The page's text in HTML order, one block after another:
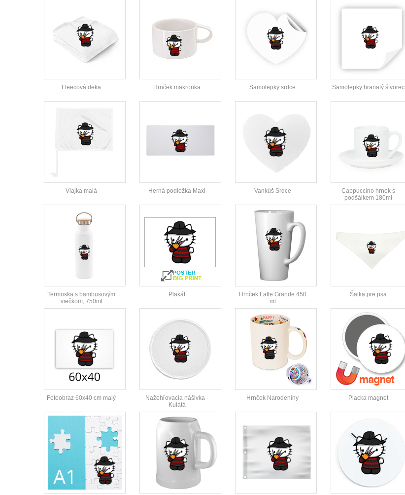
Fleecová deka Hrnček makronka Samolepky srdce Samolepky hranatý štvorec
Vlajka malá Herná podložka Maxi Vankúš Srdce
Cappuccino hrnek s
podšálkem 180ml
Termoska s bambusovým
viečkom, 750ml
Plakát
Hrnček Latte Grande 450
ml
Šatka pre psa
Fotoobraz 60x40 cm malý
Nažehľovacia nášivka -
Kulatá
Hrnček Narodeniny Placka magnet